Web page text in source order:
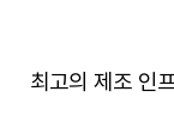
최고의 제조 인